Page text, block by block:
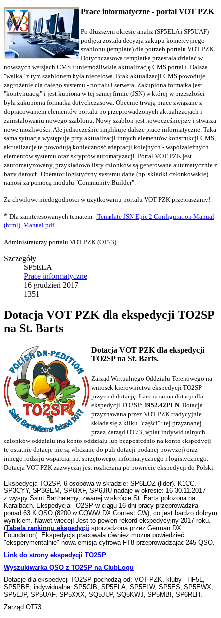
Prace informatyczne - portal VOT PZK
Po dłuższym okresie analiz (SP5ELA i SP5UAF)
podjęta została decyzja zakupu komercyjnego
szablonu (template) dla potrzeb portalu VOT PZK.
Dotychczasowa templatka przestała działać w
nowszych wersjach CMS i uniemożliwiała aktualizację CMS portalu. Dalsza
"walka" z tym szablonem była niecelowa. Brak aktualizacji CMS powoduje
zagrożenie dla całego systemu - portalu i serwera. Zakupiona formatka jest
"kontynuacją" i jest kupiona w tej samej firmie (JSN) w której w przeszłości
była zakupiona formatka dotychczasowa. Obecnie trwają prace związane z
dopracowaniem elementów portalu po przeprowadzonych aktualizacjach i
zainstalowaniu nowego szablonu. Nowy szablon jest nowocześniejszy i stwarza
nowe możliwości. Ale jednocześnie implikuje dalsze prace informatyczne. Taka
sama sytuacja występuje przy aktualizacji innych elementów konstrukcji CMS,
aktualizacje te powodują konieczność adaptacji kolejnych - współzależnych
elementów systemu oraz skryptów automatyzacji. Portal VOT PZK jest
zautomatyzowany, przykładowo listy członków są generowane automatycznie z
bazy danych. Operator logistyczny systemu dane (np. składki członkowskie)
nanosi za pomocą modułu "Community Builder".
Za chwilowe niedogodności w użytkowaniu portalu VOT PZK przepraszamy!
* Dla zainteresowanych tematem - Template JSN Epic 2 Configuration Manual
(html) Manual pdf
Administratorzy portalu VOT PZK (OT73)
Szczegóły
SP5ELA
Prace informatyczne
16 grudzień 2017
1351
Dotacja VOT PZK dla ekspedycji TO2SP
na St. Barts
Dotacja VOT PZK dla ekspedycji
TO2SP na St. Barts.
Zarząd Wirtualnego Oddziału Terenowego na
wniosek kierownictwa ekspedycji TO2SP
przyznał dotację. Łaczna suma dotacji dla
ekspedycji TO2SP: 1952.42PLN. Dotacja
przyznawana przez VOT PZK tradycyjnie
składa się z kilku "części": tej przyznanej
przez Zarząd OT73, wpłat indywidualnych
członków oddziału (na konto oddziału lub bezpośrednio na konto ekspedycji -
te ostatnie dotacje nie są wliczane do puli dotacji podanej powyżej) oraz
innego rodzaju wsparcia, np. sprzętowego, informatycznego i logistycznego.
Dotacja VOT PZK zazwyczaj jest rozliczana po powrocie ekspedycji do Polski.
Ekspedycja TO2SP, 6-osobowa w składzie: SP6EQZ (lider), K1CC,
SP3CYY, SP3GEM, SP6IXF, SP6JIU nadaje w okresie: 16-30.11.2017
z wyspy Saint Barthelemy, zwanej w skrócie St. Barts położona na
Karaibach. Ekspedycja TO2SP w ciągu 16 dni pracy przeprowadziła
ponad 63 K QSO (8200 w CQWW DX Contest CW), co jest bardzo dobrym
wynikiem. Nawet więcej! Jest to pewien rekord ekspedycyjny 2017 roku.
(Tabela rankingu ekspedycji sporządzona przez German DX
Foundation). Ekspedycja pracowała również można powiedzieć
"eksperymentalnie" nową emisją cyfrową FT8 przeprowadzając 245 QSO.
Link do strony ekspedycji TO2SP
Wyszukiwarka QSO z TO2SP na ClubLogu
Dotacje dla ekspedycji TO2SP pochodzą od: VOT PZK, kluby - HF5L,
SP5PBE, indywidualne: SP5CIB, SP5ELA, SP5ELW, SP5ES, SP5EWX,
SP5LJP, SP5UAF, SP5XXX, SQ5JUP, SQ5KWJ, SP5MBI, SP6RLH.
Zarząd OT73